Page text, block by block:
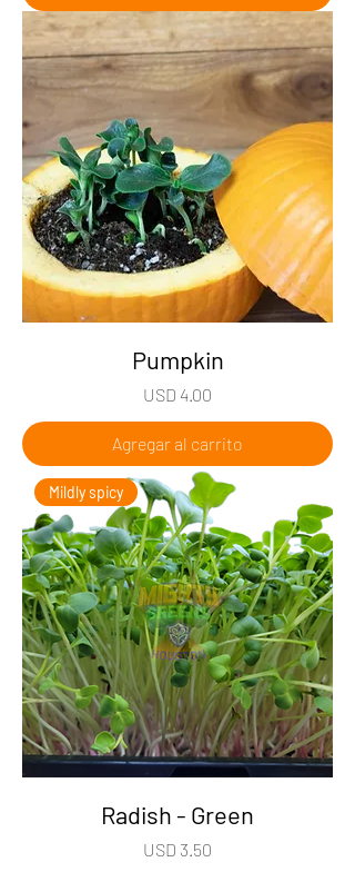
Pumpkin
Precio
USD 4.00
Agregar al carrito
Mildly spicy
Radish - Green
Precio
USD 3.50